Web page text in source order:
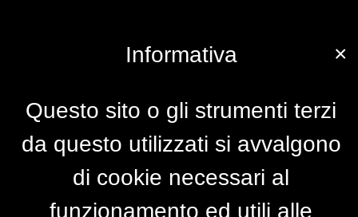
×
Informativa
Questo sito o gli strumenti terzi
da questo utilizzati si avvalgono
di cookie necessari al
funzionamento ed utili alle